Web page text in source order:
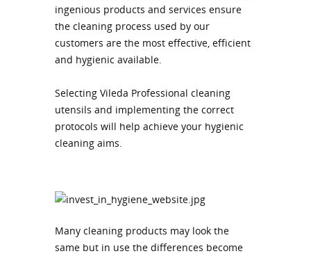
ingenious products and services ensure
the cleaning process used by our
customers are the most effective, efficient
and hygienic available.
Selecting Vileda Professional cleaning
utensils and implementing the correct
protocols will help achieve your hygienic
cleaning aims.
Many cleaning products may look the
same but in use the differences become